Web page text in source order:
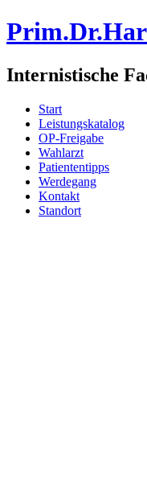
Internistische
Start
Leistungskatalog
OP-Freigabe
Wahlarzt
Patiententipps
Werdegang
Kontakt
Standort